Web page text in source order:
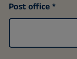
Post office